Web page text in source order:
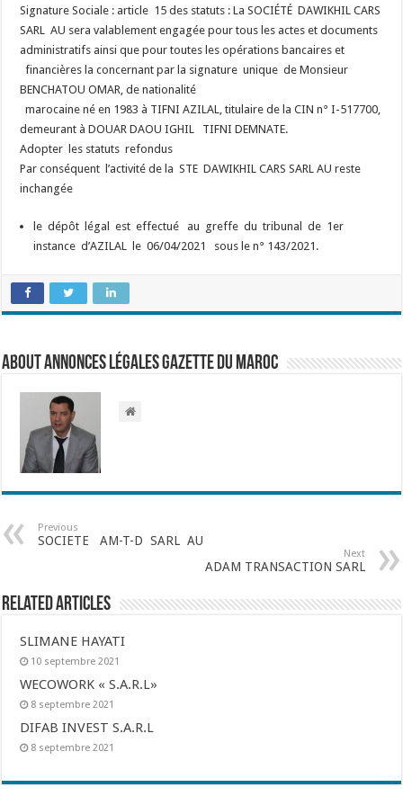
Signature Sociale : article 15 des statuts : La SOCIÉTÉ DAWIKHIL CARS
SARL AU sera valablementengagée pour tous les actes et documents
administratifs ainsi que pour toutes les opérations bancaires et
financières la concernant par la signature unique de Monsieur
BENCHATOU OMAR, de nationalité
marocaine né en 1983 à TIFNI AZILAL, titulaire de la CIN n° I-517700,
demeurant à DOUAR DAOU IGHIL TIFNI DEMNATE.
Adopter les statuts refondus
Par conséquent l’activité de la STE DAWIKHIL CARS SARL AU reste
inchangée
le dépôt légal est effectué au greffe du tribunal de 1er
instance d’AZILAL le 06/04/2021 sous le n° 143/2021.
About Annonces légales Gazette du Maroc
Previous
SOCIETE AM-T-D SARL AU
Next
ADAM TRANSACTION SARL
Related Articles
SLIMANE HAYATI
10 septembre 2021
WECOWORK « S.A.R.L»
8 septembre 2021
DIFAB INVEST S.A.R.L
8 septembre 2021